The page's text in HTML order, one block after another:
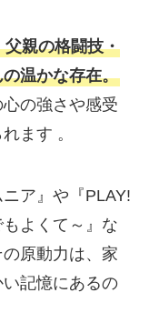
父親の格闘技・
温かな存在。
の強さや感受
ます 。
ア』や『PLAY!
よくて～』な
原動力は、家
記憶にあるの